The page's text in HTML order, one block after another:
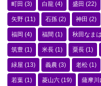
町田 (3) 白龍 (4) 盛田 (22)
矢野 (11) 石孫 (2) 神田 (2)
福岡 (4) 福間 (1) 秋田なま
筑豊 (1) 米長 (1) 粟長 (1)
緑屋 (13) 義農 (3) 老松 (1)
若葉 (1) 菱山六 (19) 薩摩川